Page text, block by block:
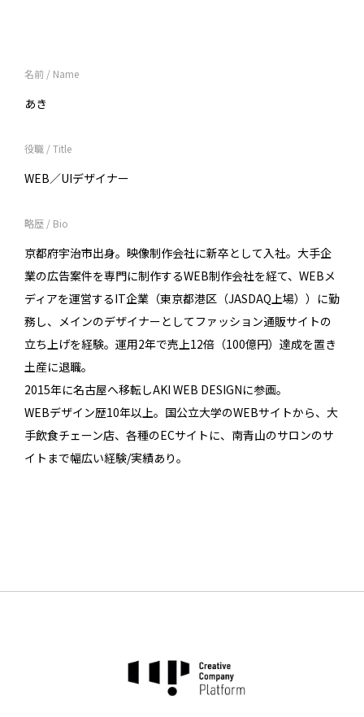
名前 / Name
あき
役職 / Title
WEB／UIデザイナー
略歴 / Bio
京都府宇治市出身。映像制作会社に新卒として入社。大手企
業の広告案件を専門に制作するWEB制作会社を経て、WEBメ
ディアを運営するIT企業（東京都港区（JASDAQ上場））に勤
務し、メインのデザイナーとしてファッション通販サイトの
立ち上げを経験。運用2年で売上12倍（100億円）達成を置き
土産に退職。
2015年に名古屋へ移転しAKI WEB DESIGNに参画。
WEBデザイン歴10年以上。国公立大学のWEBサイトから、大
手飲食チェーン店、各種のECサイトに、南青山のサロンのサ
イトまで幅広い経験/実績あり。